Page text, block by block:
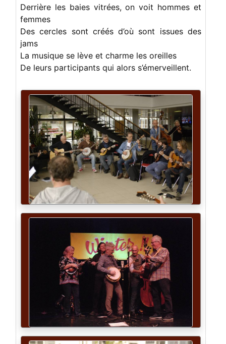
Derrière les baies vitrées, on voit hommes et
femmes
Des cercles sont créés d’où sont issues des
jams
La musique se lève et charme les oreilles
De leurs participants qui alors s’émerveillent.